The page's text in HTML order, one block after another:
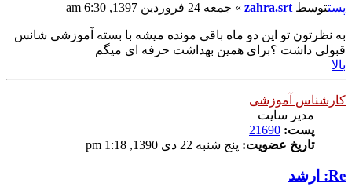
پستتوسط zahra.srt
» جمعه 24 فروردین 1397, 6:30 am
به نظرتون تو این دو ماه باقی مونده میشه با بسته آموزشی شانس
قبولی داشت ؟برای همین بهداشت حرفه ای میگم
بالا
کارشناس آموزشی
مدیر سایت
پست: 21690
تاریخ عضویت: پنج شنبه 22 دی 1390, 1:18 pm
Re: ارشد